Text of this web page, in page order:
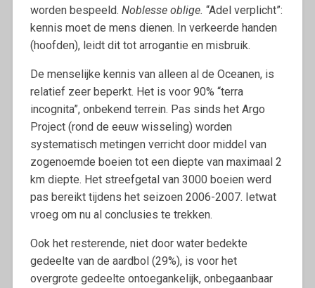
worden bespeeld. Noblesse oblige. “Adel verplicht”:
kennis moet de mens dienen. In verkeerde handen
(hoofden), leidt dit tot arrogantie en misbruik.
De menselijke kennis van alleen al de Oceanen, is
relatief zeer beperkt. Het is voor 90% “terra
incognita”, onbekend terrein. Pas sinds het Argo
Project (rond de eeuw wisseling) worden
systematisch metingen verricht door middel van
zogenoemde boeien tot een diepte van maximaal 2
km diepte. Het streefgetal van 3000 boeien werd
pas bereikt tijdens het seizoen 2006-2007. Ietwat
vroeg om nu al conclusies te trekken.
Ook het resterende, niet door water bedekte
gedeelte van de aardbol (29%), is voor het
overgrote gedeelte ontoegankelijk, onbegaanbaar